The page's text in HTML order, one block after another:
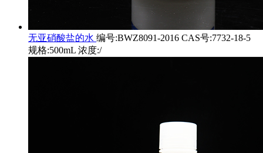
无亚硝酸盐的水 编号:BWZ8091-2016 CAS号:7732-18-5
规格:500mL 浓度:/